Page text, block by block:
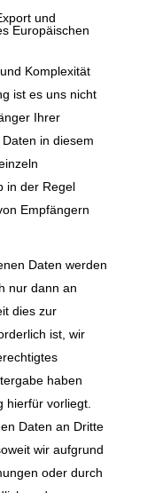
und
Europäischen
Komplexität
ist es uns nicht
Ihrer
in diesem
in der Regel
Empfängern
Daten werden
nur dann an
dies zur
ist, wir
haben
hierfür vorliegt.
Daten an Dritte
wir aufgrund
oder durch